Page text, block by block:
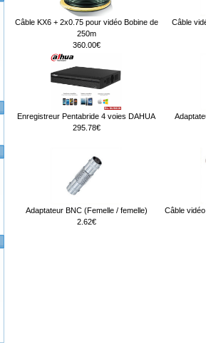
Câble KX6 + 2x0.75 pour vidéo Bobine de
250m
360.00€
Câble
Enregistreur Pentabride 4 voies DAHUA
295.78€
Adaptateur BNC (Femelle / femelle)
2.62€
Câble